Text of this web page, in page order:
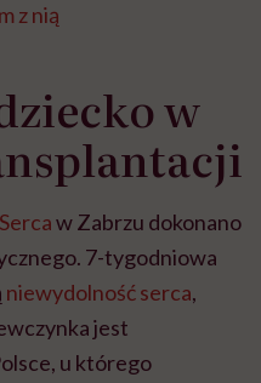
z nią
w
w Zabrzu dokonano
7-tygodniowa
niewydolność serca,
jest
u którego